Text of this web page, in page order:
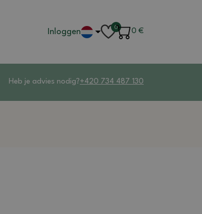
Inloggen 0
0 €
Heb je advies nodig?+420 734 487 130